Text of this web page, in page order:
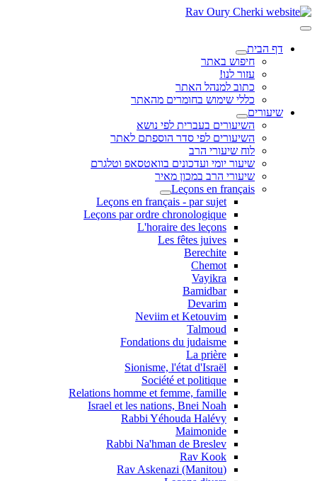
דף הבית
חיפוש באתר
עזור לנו!
כתוב למנהל האתר
כללי שימוש בחומרים מהאתר
שיעורים
השיעורים בעברית לפי נושא
השיעורים לפי סדר הוספתם לאתר
לוח שיעורי הרב
שיעור יומי ועדכונים בוואטסאפ וטלגרם
שיעורי הרב במכון מאיר
Leçons en français
Leçons en français - par sujet
Leçons par ordre chronologique
L'horaire des leçons
Les fêtes juives
Berechite
Chemot
Vayikra
Bamidbar
Devarim
Neviim et Ketouvim
Talmoud
Fondations du judaisme
La prière
Sionisme, l'état d'Israël
Société et politique
Relations homme et femme, famille
Israel et les nations, Bnei Noah
Rabbi Yéhouda Halévy
Maimonide
Rabbi Na'hman de Breslev
Rav Kook
(Rav Askenazi (Manitou